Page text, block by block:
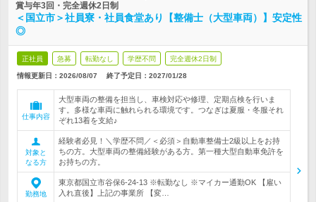
賞与年3回・完全週休2日制
＜国立市＞社員寮・社員食堂あり【整備士（大型車両）】安定性
◎
正社員 急募 転勤なし 学歴不問 完全週休2日制
情報更新日：2026/08/07 終了予定日： 2027/01/28
仕事内容
大型車両の整備を担当し、車検対応や修理、定期点検を行いま
す。多様な車両に触れられる環境です。つなぎは夏服・冬服それ
ぞれ13着を支給♪
対象と
なる方
経験者必見！＼学歴不問／＜必須＞自動車整備士2級以上をお持
ちの方。大型車両の整備経験がある方。第一種大型自動車免許を
お持ちの方。
勤務地
東京都国立市谷保6-24-13 ※転勤なし ※マイカー通勤OK 【雇い
入れ直後】上記の事業所 【変…